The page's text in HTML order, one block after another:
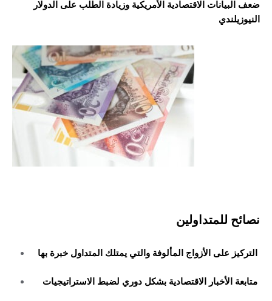
ضعف البيانات الاقتصادية الأمريكية وزيادة الطلب على الدولار
النيوزيلندي
نصائح للمتداولين